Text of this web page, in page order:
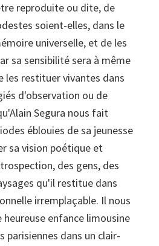
reproduite ou dite, de
soient-elles, dans le
universelle, et de les
sa sensibilité sera à même
les restituer vivantes dans
d'observation ou de
Segura nous fait
éblouies de sa jeunesse
sa vision poétique et
des gens, des
qu'il restitue dans
irremplaçable. Il nous
enfance limousine
parisiennes dans un clair-